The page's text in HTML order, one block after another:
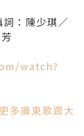
：陳少琪／
watch?
多廣東歌跟大